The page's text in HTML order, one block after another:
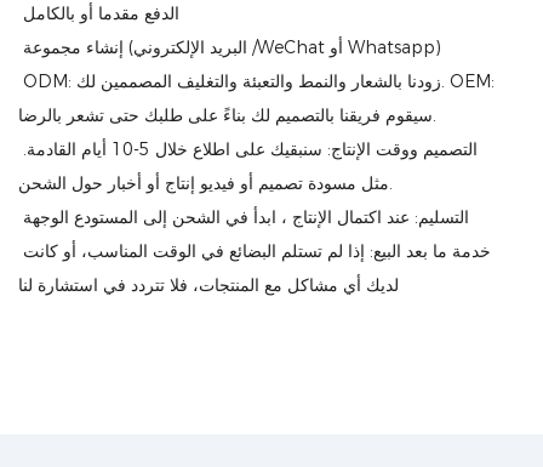
الدفع مقدما أو بالكامل
إنشاء مجموعة (البريد الإلكتروني /WeChat أو Whatsapp)
ODM: زودنا بالشعار والنمط والتعبئة والتغليف المصممين لك. OEM:
سيقوم فريقنا بالتصميم لك بناءً على طلبك حتى تشعر بالرضا.
مثل مسودة تصميم أو فيديو إنتاج أو أخبار حول الشحن.
التسليم: عند اكتمال الإنتاج ، ابدأ في الشحن إلى المستودع الوجهة
لديك أي مشاكل مع المنتجات، فلا تتردد في استشارة لنا